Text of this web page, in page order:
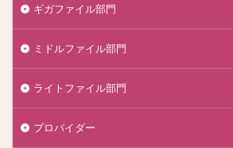
ギガファイル部門
ミドルファイル部門
ライトファイル部門
プロバイダー